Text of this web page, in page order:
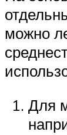
можно
Для